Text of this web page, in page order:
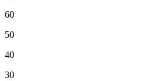
60
50
40
30